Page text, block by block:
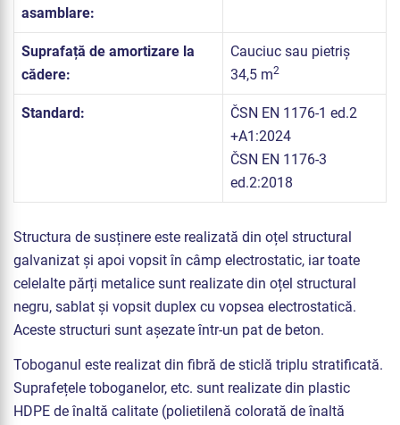
asamblare:
Suprafață de amortizare la
cădere:
Cauciuc sau pietriș
34,5 m2
Standard:
ČSN EN 1176-1 ed.2
+A1:2024
ČSN EN 1176-3
ed.2:2018
Structura de susținere este realizată din oțel structural
galvanizat și apoi vopsit în câmp electrostatic, iar toate
celelalte părți metalice sunt realizate din oțel structural
negru, sablat și vopsit duplex cu vopsea electrostatică.
Aceste structuri sunt așezate într-un pat de beton.
Toboganul este realizat din fibră de sticlă triplu stratificată.
Suprafețele toboganelor, etc. sunt realizate din plastic
HDPE de înaltă calitate (polietilenă colorată de înaltă